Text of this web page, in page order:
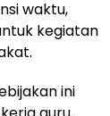
waktu,
kegiatan
ini